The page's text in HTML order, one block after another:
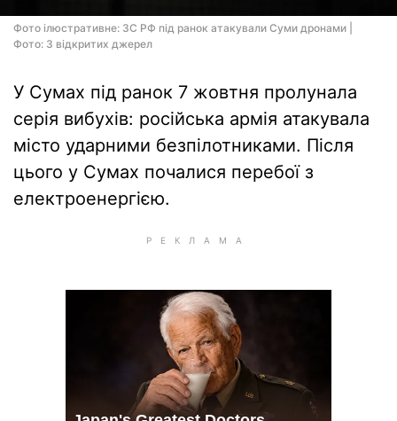
Фото ілюстративне: ЗС РФ під ранок атакували Суми дронами |
Фото: З відкритих джерел
У Сумах під ранок 7 жовтня пролунала
серія вибухів: російська армія атакувала
місто ударними безпілотниками. Після
цього у Сумах почалися перебої з
електроенергією.